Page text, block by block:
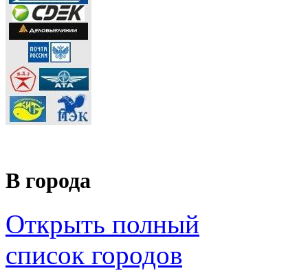
В города
Открыть полный
список городов